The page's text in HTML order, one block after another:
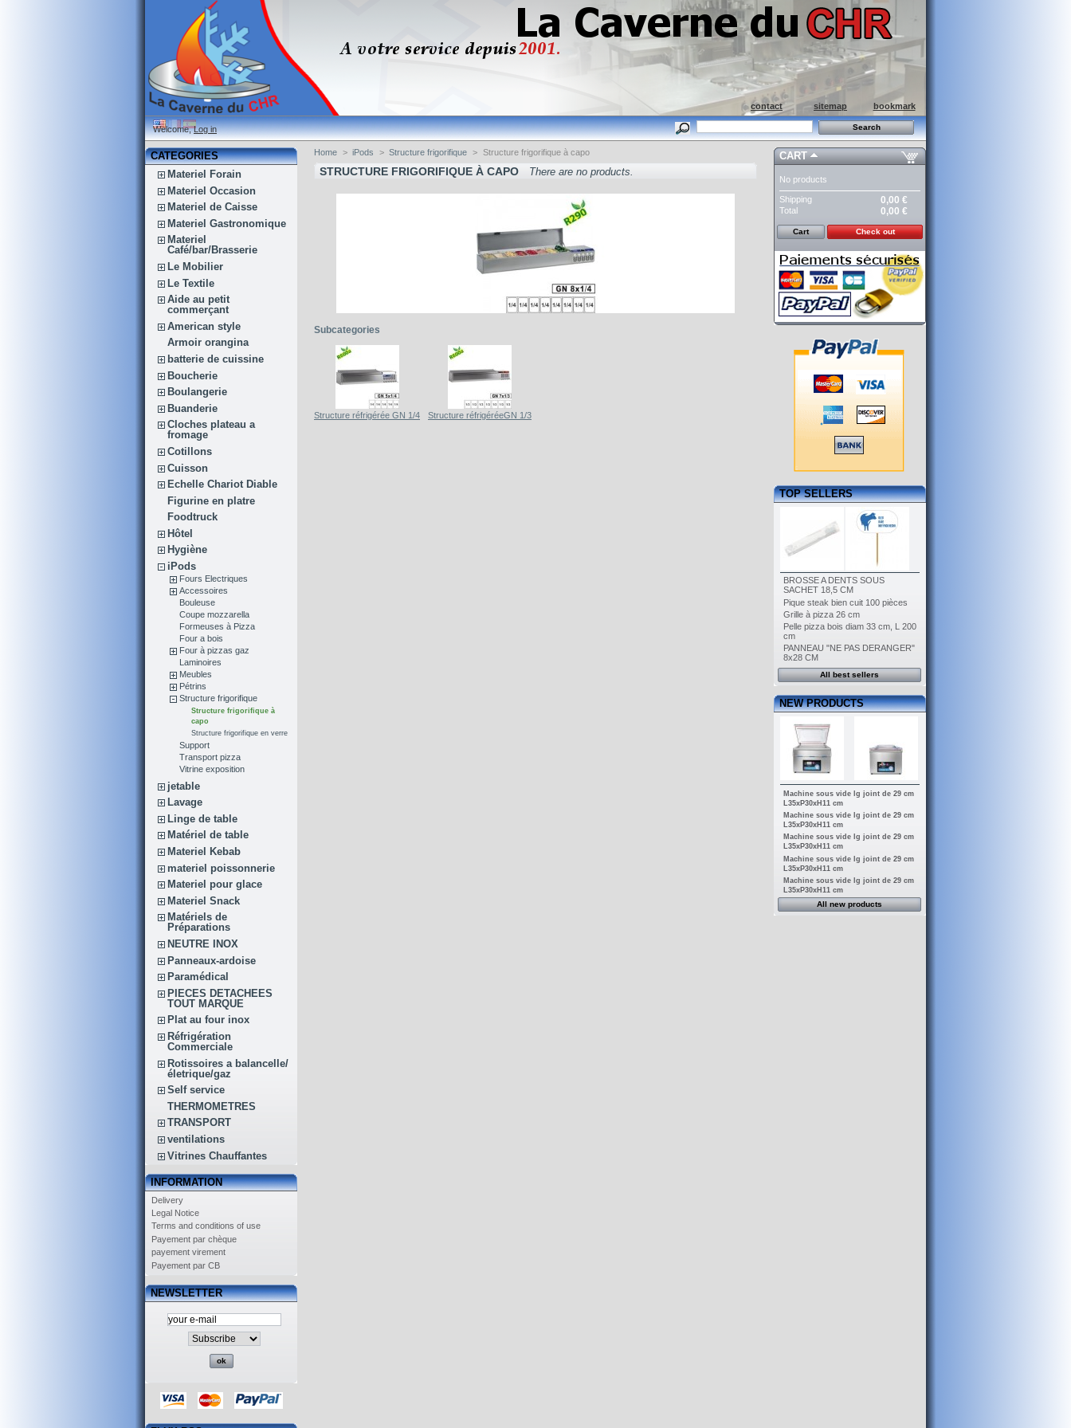
contact sitemap bookmark
Welcome,Log in
CATEGORIES
Materiel Forain
Materiel Occasion
Materiel de Caisse
Materiel Gastronomique
Materiel
Café/bar/Brasserie
Le Mobilier
Le Textile
Aide au petit
commerçant
American style
Armoir orangina
batterie de cuissine
Boucherie
Boulangerie
Buanderie
Cloches plateau a
fromage
Cotillons
Cuisson
Echelle Chariot Diable
Figurine en platre
Foodtruck
Hôtel
Hygiène
iPods
Fours Electriques
Accessoires
Bouleuse
Coupe mozzarella
Formeuses à Pizza
Four a bois
Four à pizzas gaz
Laminoires
Meubles
Pétrins
Structure frigorifique
Structure frigorifique à
capo
Structure frigorifique en verre
Support
Transport pizza
Vitrine exposition
jetable
Lavage
Linge de table
Matériel de table
Materiel Kebab
materiel poissonnerie
Materiel pour glace
Materiel Snack
Matériels de
Préparations
NEUTRE INOX
Panneaux-ardoise
Paramédical
PIECES DETACHEES
TOUT MARQUE
Plat au four inox
Réfrigération
Commerciale
Rotissoires a balancelle/
életrique/gaz
Self service
THERMOMETRES
TRANSPORT
ventilations
Vitrines Chauffantes
INFORMATION
Delivery
Legal Notice
Terms and conditions of use
Payement par chèque
payement virement
Payement par CB
NEWSLETTER
Home > iPods > Structure frigorifique > Structure frigorifique à capo
STRUCTURE FRIGORIFIQUE À CAPO There are no products.
Subcategories
Structure réfrigérée GN 1/4 Structure réfrigéréeGN 1/3
CART
No products
Shipping 0,00 €
Total 0,00 €
Cart Check out
TOP SELLERS
BROSSE A DENTS SOUS
SACHET 18,5 CM
Pique steak bien cuit 100 pièces
Grille à pizza 26 cm
Pelle pizza bois diam 33 cm, L 200
cm
PANNEAU "NE PAS DERANGER"
8x28 CM
All best sellers
NEW PRODUCTS
Machine sous vide lg joint de 29 cm
L35xP30xH11 cm
Machine sous vide lg joint de 29 cm
L35xP30xH11 cm
Machine sous vide lg joint de 29 cm
L35xP30xH11 cm
Machine sous vide lg joint de 29 cm
L35xP30xH11 cm
Machine sous vide lg joint de 29 cm
L35xP30xH11 cm
All new products